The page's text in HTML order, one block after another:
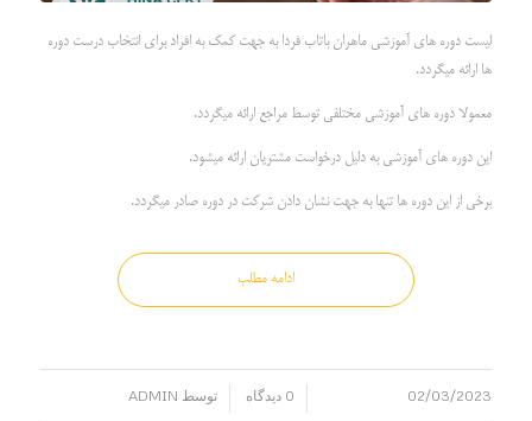
لیست دوره های آموزشی ماهران باتاب فردا به جهت کمک به افراد برای انتخاب درست دوره
ها ارائه میگردد.
معمولا دوره های آموزشی مختلفی توسط مراجع ارائه میگردد.
این دوره های آموزشی به دلیل درخواست مشتریان ارائه میشود.
برخی از این دوره ها تنها به جهت نشان دادن شرکت در دوره صادر میگردد.
ادامه مطلب
02/03/2023 0 دیدگاه توسط ADMIN